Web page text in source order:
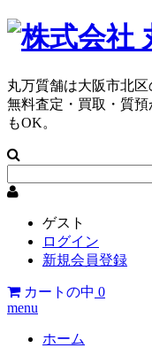
丸万質舗は大阪市北区
無料査定・買取・質
もOK。
ゲスト
ログイン
新規会員登録
カートの中 0
menu
ホーム